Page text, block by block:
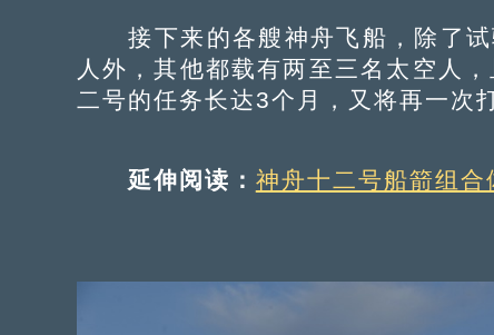
接下来的各艘神舟飞船，除了试
人外，其他都载有两至三名太空人
二号的任务长达3个月，又将再一次
延伸阅读： 神舟十二号船箭组合